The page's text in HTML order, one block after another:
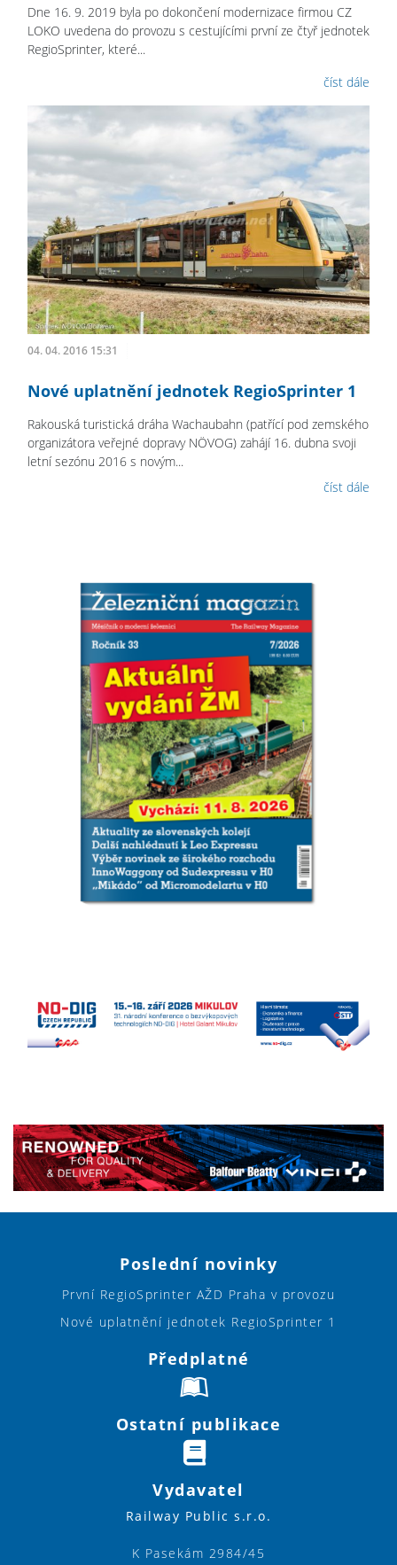
Dne 16. 9. 2019 byla po dokončení modernizace firmou CZ
LOKO uvedena do provozu s cestujícími první ze čtyř jednotek
RegioSprinter, které...
číst dále
04. 04. 2016 15:31
Nové uplatnění jednotek RegioSprinter 1
Rakouská turistická dráha Wachaubahn (patřící pod zemského
organizátora veřejné dopravy NÖVOG) zahájí 16. dubna svoji
letní sezónu 2016 s novým...
číst dále
Poslední novinky
První RegioSprinter AŽD Praha v provozu
Nové uplatnění jednotek RegioSprinter 1
Předplatné
Ostatní publikace
Vydavatel
Railway Public s.r.o.
K Pasekám 2984/45